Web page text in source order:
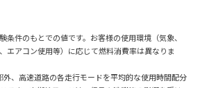
件のもとでの値です。お客様の使用環境（気象、
エアコン使用等）に応じて燃料消費率は異なりま
、高速道路の各走行モードを平均的な使用時間配分